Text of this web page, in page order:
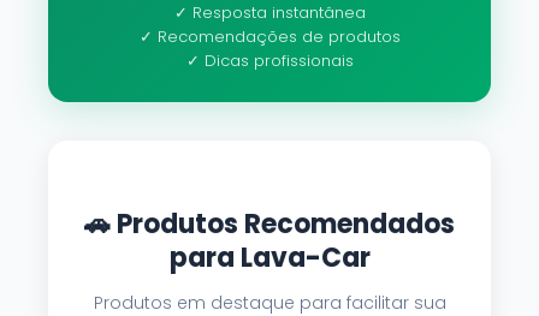
✓ Resposta instantânea
✓ Recomendações de produtos
✓ Dicas profissionais
🚗 Produtos Recomendados
para Lava-Car
Produtos em destaque para facilitar sua